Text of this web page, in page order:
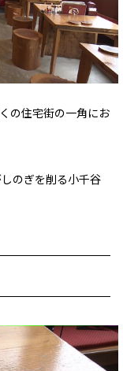
の住宅街の一角にお
のぎを削る小千谷